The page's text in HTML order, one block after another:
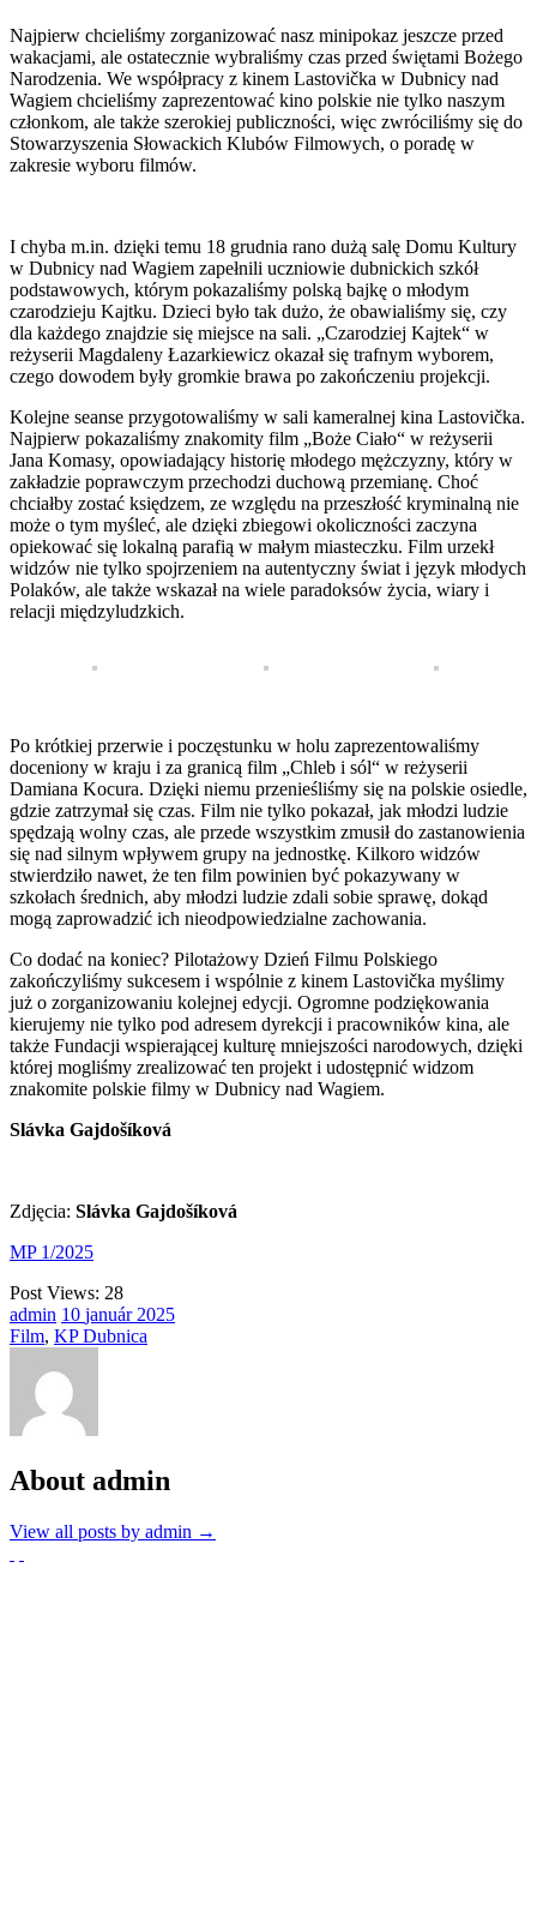
Najpierw chcieliśmy zorganizować nasz minipokaz jeszcze przed
wakacjami, ale ostatecznie wybraliśmy czas przed świętami Bożego
Narodzenia. We współpracy z kinem Lastovička w Dubnicy nad
Wagiem chcieliśmy zaprezentować kino polskie nie tylko naszym
członkom, ale także szerokiej publiczności, więc zwróciliśmy się do
Stowarzyszenia Słowackich Klubów Filmowych, o poradę w
zakresie wyboru filmów.
I chyba m.in. dzięki temu 18 grudnia rano dużą salę Domu Kultury
w Dubnicy nad Wagiem zapełnili uczniowie dubnickich szkół
podstawowych, którym pokazaliśmy polską bajkę o młodym
czarodzieju Kajtku. Dzieci było tak dużo, że obawialiśmy się, czy
dla każdego znajdzie się miejsce na sali. „Czarodziej Kajtek“ w
reżyserii Magdaleny Łazarkiewicz okazał się trafnym wyborem,
czego dowodem były gromkie brawa po zakończeniu projekcji.
Kolejne seanse przygotowaliśmy w sali kameralnej kina Lastovička.
Najpierw pokazaliśmy znakomity film „Boże Ciało“ w reżyserii
Jana Komasy, opowiadający historię młodego mężczyzny, który w
zakładzie poprawczym przechodzi duchową przemianę. Choć
chciałby zostać księdzem, ze względu na przeszłość kryminalną nie
może o tym myśleć, ale dzięki zbiegowi okoliczności zaczyna
opiekować się lokalną parafią w małym miasteczku. Film urzekł
widzów nie tylko spojrzeniem na autentyczny świat i język młodych
Polaków, ale także wskazał na wiele paradoksów życia, wiary i
relacji międzyludzkich.
Po krótkiej przerwie i poczęstunku w holu zaprezentowaliśmy
doceniony w kraju i za granicą film „Chleb i sól“ w reżyserii
Damiana Kocura. Dzięki niemu przenieśliśmy się na polskie osiedle,
gdzie zatrzymał się czas. Film nie tylko pokazał, jak młodzi ludzie
spędzają wolny czas, ale przede wszystkim zmusił do zastanowienia
się nad silnym wpływem grupy na jednostkę. Kilkoro widzów
stwierdziło nawet, że ten film powinien być pokazywany w
szkołach średnich, aby młodzi ludzie zdali sobie sprawę, dokąd
mogą zaprowadzić ich nieodpowiedzialne zachowania.
Co dodać na koniec? Pilotażowy Dzień Filmu Polskiego
zakończyliśmy sukcesem i wspólnie z kinem Lastovička myślimy
już o zorganizowaniu kolejnej edycji. Ogromne podziękowania
kierujemy nie tylko pod adresem dyrekcji i pracowników kina, ale
także Fundacji wspierającej kulturę mniejszości narodowych, dzięki
której mogliśmy zrealizować ten projekt i udostępnić widzom
znakomite polskie filmy w Dubnicy nad Wagiem.
Slávka Gajdošíková
Zdjęcia: Slávka Gajdošíková
MP 1/2025
Post Views: 28
admin 10 január 2025
Film, KP Dubnica
About admin
View all posts by admin →